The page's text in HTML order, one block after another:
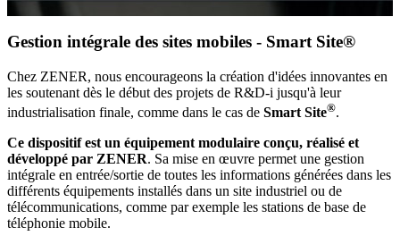
Gestion intégrale des sites mobiles - Smart Site®
Chez ZENER, nous encourageons la création d'idées innovantes en
les soutenant dès le début des projets de R&D-i jusqu'à leur
industrialisation finale, comme dans le cas de Smart Site®.
Ce dispositif est un équipement modulaire conçu, réalisé et
développé par ZENER. Sa mise en œuvre permet une gestion
intégrale en entrée/sortie de toutes les informations générées dans les
différents équipements installés dans un site industriel ou de
télécommunications, comme par exemple les stations de base de
téléphonie mobile.